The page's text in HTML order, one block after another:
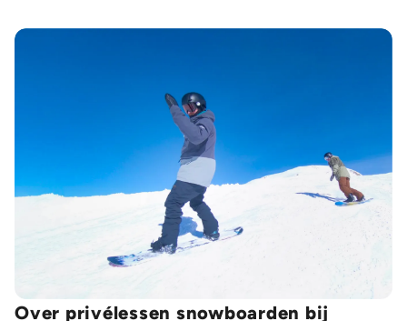
Over privélessen snowboarden bij